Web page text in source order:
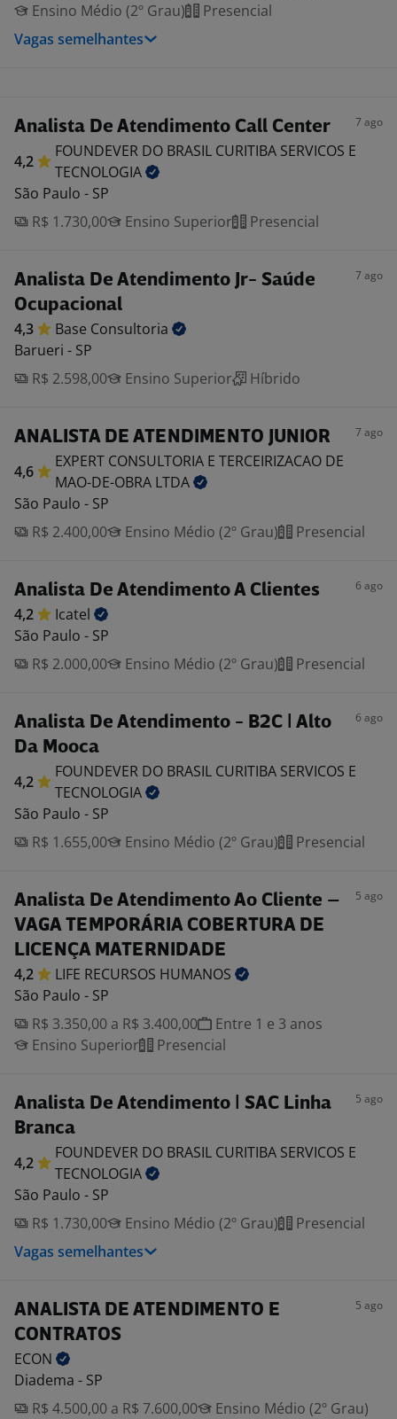
Ensino Médio (2º Grau)
Presencial
Vagas semelhantes
Analista De Atendimento Call Center 7 ago
4,2
FOUNDEVER DO BRASIL CURITIBA SERVICOS E
TECNOLOGIA
São Paulo - SP
R$ 1.730,00
Ensino Superior Presencial
Analista De Atendimento Jr- Saúde
Ocupacional
7 ago
4,3 Base Consultoria
Barueri - SP
R$ 2.598,00
Ensino Superior Híbrido
ANALISTA DE ATENDIMENTO JUNIOR 7 ago
4,6
EXPERT CONSULTORIA E TERCEIRIZACAO DE
MAO-DE-OBRA LTDA
São Paulo - SP
R$ 2.400,00
Ensino Médio (2º Grau) Presencial
Analista De Atendimento A Clientes 6 ago
4,2
Icatel
São Paulo - SP
R$ 2.000,00
Ensino Médio (2º Grau) Presencial
Analista De Atendimento - B2C | Alto
Da Mooca
6 ago
4,2
FOUNDEVER DO BRASIL CURITIBA SERVICOS E
TECNOLOGIA
São Paulo - SP
R$ 1.655,00
Ensino Médio (2º Grau) Presencial
Analista De Atendimento Ao Cliente –
VAGA TEMPORÁRIA COBERTURA DE
LICENÇA MATERNIDADE
5 ago
4,2 LIFE RECURSOS HUMANOS
São Paulo - SP
R$ 3.350,00 a R$ 3.400,00
Entre 1 e 3 anos
Ensino Superior
Presencial
Analista De Atendimento | SAC Linha
Branca
5 ago
4,2
FOUNDEVER DO BRASIL CURITIBA SERVICOS E
TECNOLOGIA
São Paulo - SP
R$ 1.730,00
Ensino Médio (2º Grau)
Presencial
Vagas semelhantes
ANALISTA DE ATENDIMENTO E
CONTRATOS
5 ago
ECON
Diadema - SP
R$ 4.500,00 a R$ 7.600,00
Ensino Médio (2º Grau)